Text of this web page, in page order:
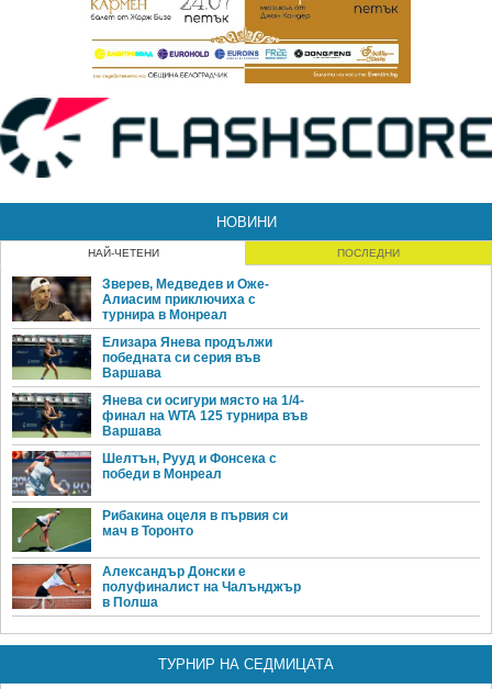
НОВИНИ
НАЙ-ЧЕТЕНИ ПОСЛЕДНИ
Зверев, Медведев и Оже-
Алиасим приключиха с
турнира в Монреал
Елизара Янева продължи
победната си серия във
Варшава
Янева си осигури място на 1/4-
финал на WTA 125 турнира във
Варшава
Шелтън, Рууд и Фонсека с
победи в Монреал
Рибакина оцеля в първия си
мач в Торонто
Александър Донски е
полуфиналист на Чалънджър
в Полша
ТУРНИР НА СЕДМИЦАТА